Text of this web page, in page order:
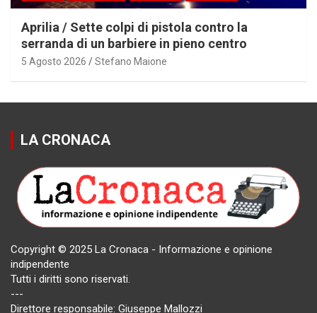
Aprilia / Sette colpi di pistola contro la
serranda di un barbiere in pieno centro
5 Agosto 2026 Stefano Maione
LA CRONACA
Copyright © 2025 La Cronaca - Informazione e opinione
indipendente
Tutti i diritti sono riservati.
---
Direttore responsabile: Giuseppe Mallozzi